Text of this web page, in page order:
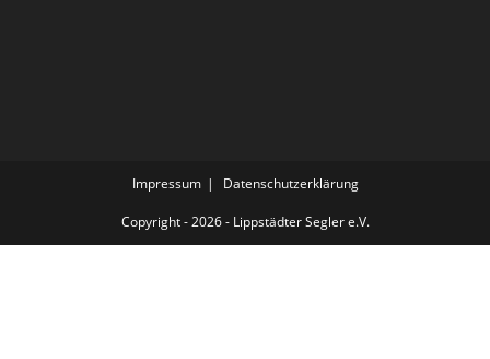
Impressum Datenschutzerklärung
Copyright - 2026 - Lippstädter Segler e.V.